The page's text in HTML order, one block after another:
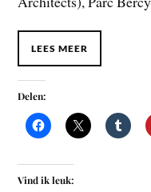
LEES MEER
Delen:
Vind ik leuk: